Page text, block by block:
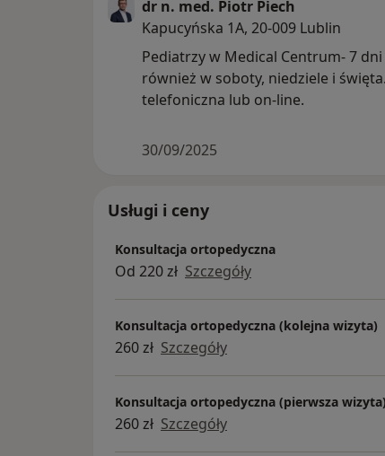
recenzowanych (ze współczynnikami IF
krajowych i zagranicznych. Recenzuje
Posiadam certyfikat języka
Podczas wizyty w moim gabinecie
dodatkowej diagnostyki. Leczenie
pacjenta nie kopiując schematów.
Piotr Piech.
dr n. med. Piotr Piech
Kapucyńska 1A, 20-009 Lublin
Pediatrzy w Medical Centrum- 7
również w soboty, niedziele i
telefoniczna lub on-line.
30/09/2025
Usługi i ceny
Konsultacja ortopedyczna
Od 220 zł Szczegóły
Konsultacja ortopedyczna (kolejna wizyta)
260 zł Szczegóły
Konsultacja ortopedyczna (pierwsza wizyta)
260 zł Szczegóły